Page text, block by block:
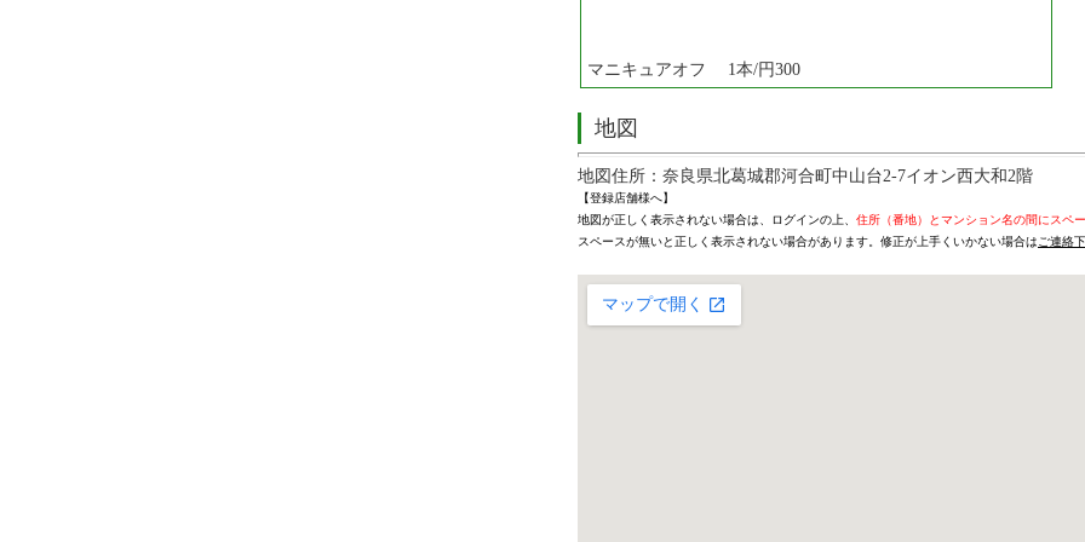
マニキュアオフ 1本/円300
地図
地図住所：奈良県北葛城郡河合町中山台2-7イオン西大和2階
【登録店舗様へ】
地図が正しく表示されない場合は、ログインの上、 住所（番地）とマンション名の間にスペ
スペースが無いと正しく表示されない場合があります。修正が上手くいかない場合は ご連絡